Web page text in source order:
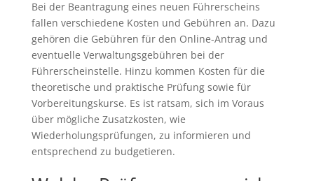
Bei der Beantragung eines neuen Führerscheins
fallen verschiedene Kosten und Gebühren an. Dazu
gehören die Gebühren für den Online-Antrag und
eventuelle Verwaltungsgebühren bei der
Führerscheinstelle. Hinzu kommen Kosten für die
theoretische und praktische Prüfung sowie für
Vorbereitungskurse. Es ist ratsam, sich im Voraus
über mögliche Zusatzkosten, wie
Wiederholungsprüfungen, zu informieren und
entsprechend zu budgetieren.